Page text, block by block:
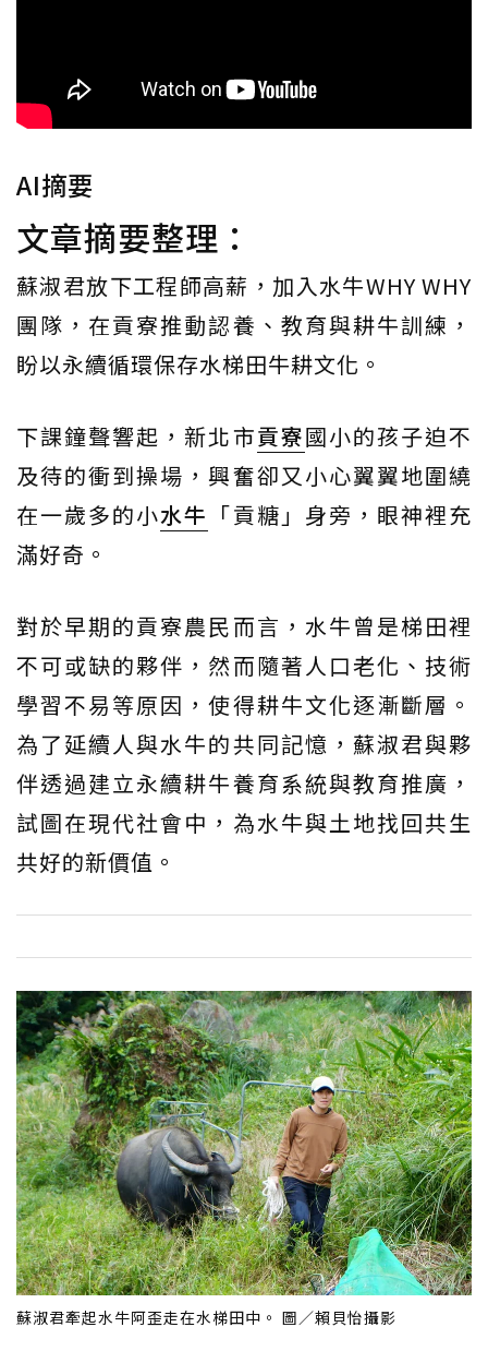
AI摘要
文章摘要整理：
蘇淑君放下工程師高薪，加入水牛WHY WHY
團隊，在貢寮推動認養、教育與耕牛訓練，
盼以永續循環保存水梯田牛耕文化。
下課鐘聲響起，新北市貢寮國小的孩子迫不
及待的衝到操場，興奮卻又小心翼翼地圍繞
在一歲多的小水牛 「貢糖」身旁，眼神裡充
滿好奇。
對於早期的貢寮農民而言，水牛曾是梯田裡
不可或缺的夥伴，然而隨著人口老化、技術
學習不易等原因，使得耕牛文化逐漸斷層。
為了延續人與水牛的共同記憶，蘇淑君與夥
伴透過建立永續耕牛養育系統與教育推廣，
試圖在現代社會中，為水牛與土地找回共生
共好的新價值。
蘇淑君牽起水牛阿歪走在水梯田中。 圖／賴貝怡攝影